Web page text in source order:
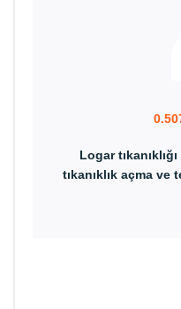
Logar
tıkanıklık açma